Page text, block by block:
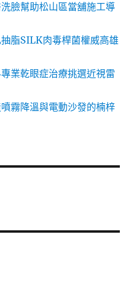
臉幫助松山區當舖施工導
脂SILK肉毒桿菌權威高雄
業乾眼症治療挑選近視雷
霧降溫與電動沙發的楠梓